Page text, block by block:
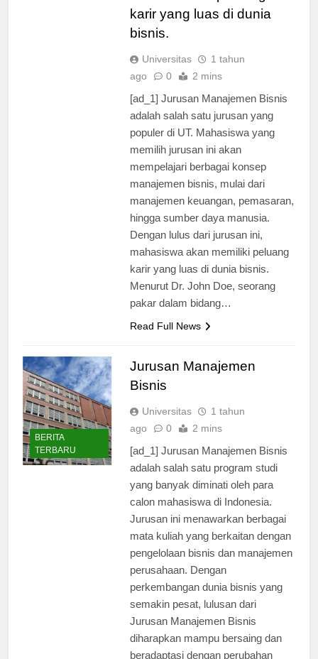
akan memiliki peluang
karir yang luas di dunia
Universitas
1 tahun
[ad_1] Jurusan Manajemen Bisnis
adalah salah satu jurusan yang
populer di UT. Mahasiswa yang
memilih jurusan ini akan
mempelajari berbagai konsep
manajemen bisnis, mulai dari
manajemen keuangan, pemasaran,
hingga sumber daya manusia.
Dengan lulus dari jurusan ini,
mahasiswa akan memiliki peluang
karir yang luas di dunia bisnis.
Menurut Dr. John Doe, seorang
BERITA
TERBARU
Jurusan Manajemen
Universitas
1 tahun
[ad_1] Jurusan Manajemen Bisnis
adalah salah satu program studi
yang banyak diminati oleh para
calon mahasiswa di Indonesia.
Jurusan ini menawarkan berbagai
mata kuliah yang berkaitan dengan
pengelolaan bisnis dan manajemen
perusahaan. Dengan
perkembangan dunia bisnis yang
semakin pesat, lulusan dari
Jurusan Manajemen Bisnis
diharapkan mampu bersaing dan